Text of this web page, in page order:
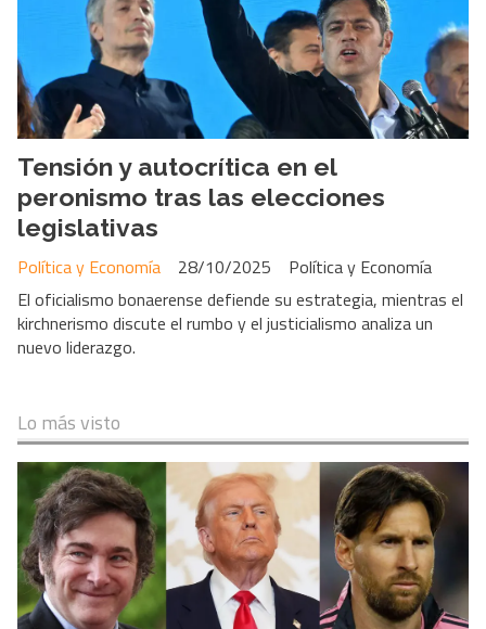
Tensión y autocrítica en el
peronismo tras las elecciones
legislativas
Política y Economía
Política y Economía
28/10/2025
El oficialismo bonaerense defiende su estrategia, mientras el
kirchnerismo discute el rumbo y el justicialismo analiza un
nuevo liderazgo.
Lo más visto